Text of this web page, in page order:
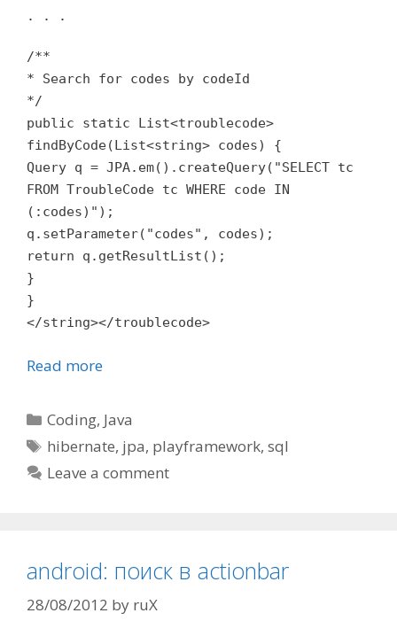
. . .
/**
* Search for codes by codeId
*/
public static List<troublecode>
findByCode(List<string> codes) {
Query q = JPA.em().createQuery("SELECT tc
FROM TroubleCode tc WHERE code IN
(:codes)");
q.setParameter("codes", codes);
return q.getResultList();
}
}
</string></troublecode>
Read more
Categories
Coding, Java
Tags
hibernate, jpa, playframework,sql
Leave a comment
android: поиск в actionbar
28/08/2012 by ruX